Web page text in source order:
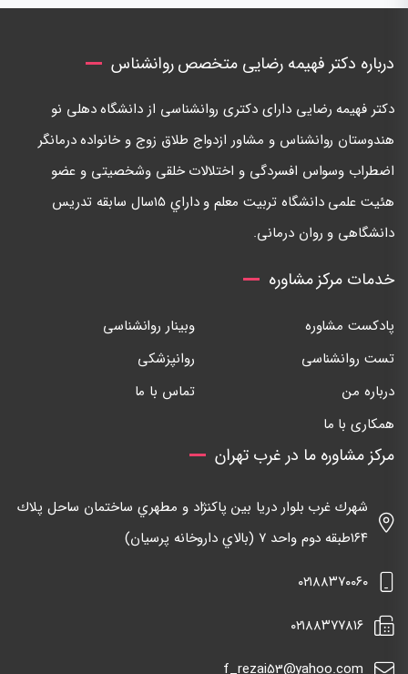
درباره دکتر فهیمه رضایی متخصص روانشناس
دكتر فهيمه رضايی دارای دكتری روانشناسی از دانشگاه دهلی نو
هندوستان روانشناس و مشاور ازدواج طلاق زوج و خانواده درمانگر
اضطراب وسواس افسردگی و اختلالات خلقی وشخصيتی و عضو
هئيت علمی دانشگاه تربيت معلم و داراي ١٥سال سابقه تدريس
دانشگاهی و روان درمانی.
خدمات مرکز مشاوره
پادکست مشاوره
وبینار روانشناسی
تست روانشناسی
روانپزشکی
درباره من
تماس با ما
همکاری با ما
مرکز مشاوره ما در غرب تهران
شهرك غرب بلوار دريا بين پاكنژاد و مطهري ساختمان ساحل پلاك
١٦٤طبقه دوم واحد ٧ (بالاي داروخانه پرسيان)
٠٢١٨٨٣٧٠٠٦٠
٠٢١٨٨٣٧٧٨١٦
f_rezai53@yahoo.com